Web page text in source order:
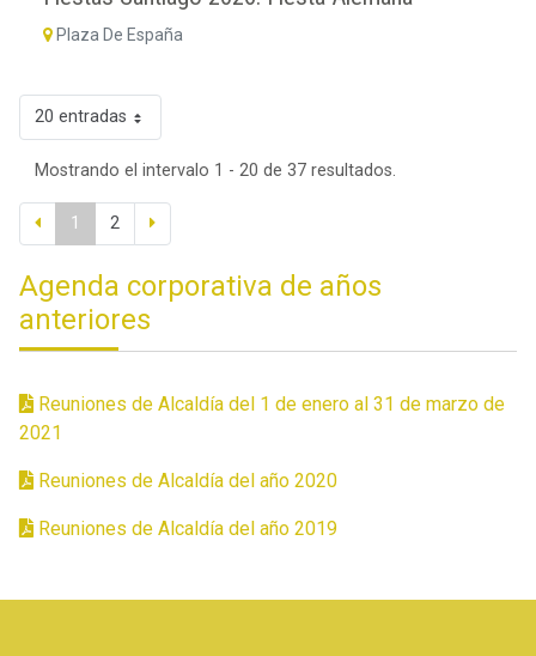
Plaza De España
20 entradas
Mostrando el intervalo 1 - 20 de 37 resultados.
1 2
Agenda corporativa de años
anteriores
Reuniones de Alcaldía del 1 de enero al 31 de marzo de
2021
Reuniones de Alcaldía del año 2020
Reuniones de Alcaldía del año 2019